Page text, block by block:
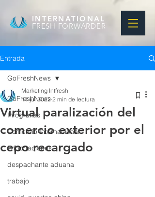
INTERNATIONAL
FRESH FORWARDER
Entrada
GoFreshNews
Infografias
Comercio Internacional
Importaciones
despachante aduana
trabajo
GoFreshNews
Virtual paralización del
comercio exterior por el
cepo recargado
Marketing Intfresh
11 jul 2022 2 min de lectura